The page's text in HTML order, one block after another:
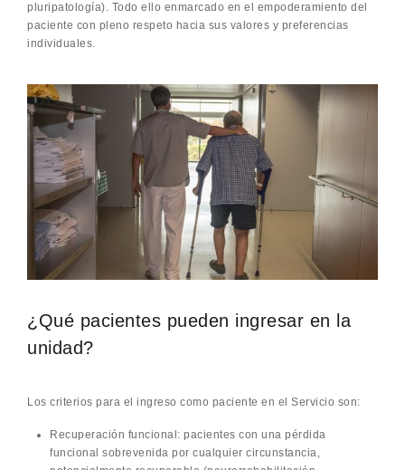
pluripatología). Todo ello enmarcado en el empoderamiento del
paciente con pleno respeto hacia sus valores y preferencias
individuales.
¿Qué pacientes pueden ingresar en la
unidad?
Los criterios para el ingreso como paciente en el Servicio son:
Recuperación funcional: pacientes con una pérdida
funcional sobrevenida por cualquier circunstancia,